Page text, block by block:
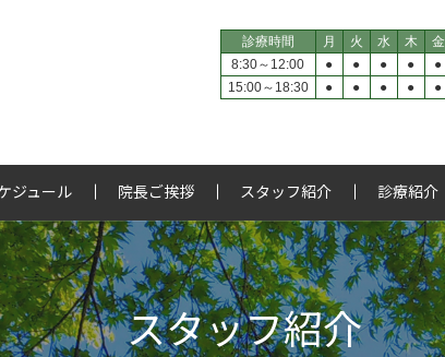
診療時間 月 火 水 木 金
8:30～12:00
● ● ● ● ●
15:00～18:30
● ● ● ● ●
ジュール 院長ご挨拶 スタッフ紹介 診療紹介
スタッフ紹介